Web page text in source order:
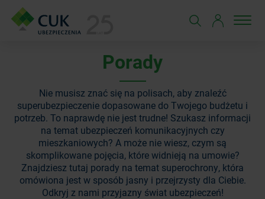
Porady
Nie musisz znać się na polisach, aby znaleźć
superubezpieczenie dopasowane do Twojego budżetu i
potrzeb. To naprawdę nie jest trudne! Szukasz informacji
na temat ubezpieczeń komunikacyjnych czy
mieszkaniowych? A może nie wiesz, czym są
skomplikowane pojęcia, które widnieją na umowie?
Znajdziesz tutaj porady na temat superochrony, która
omówiona jest w sposób jasny i przejrzysty dla Ciebie.
Odkryj z nami przyjazny świat ubezpieczeń!